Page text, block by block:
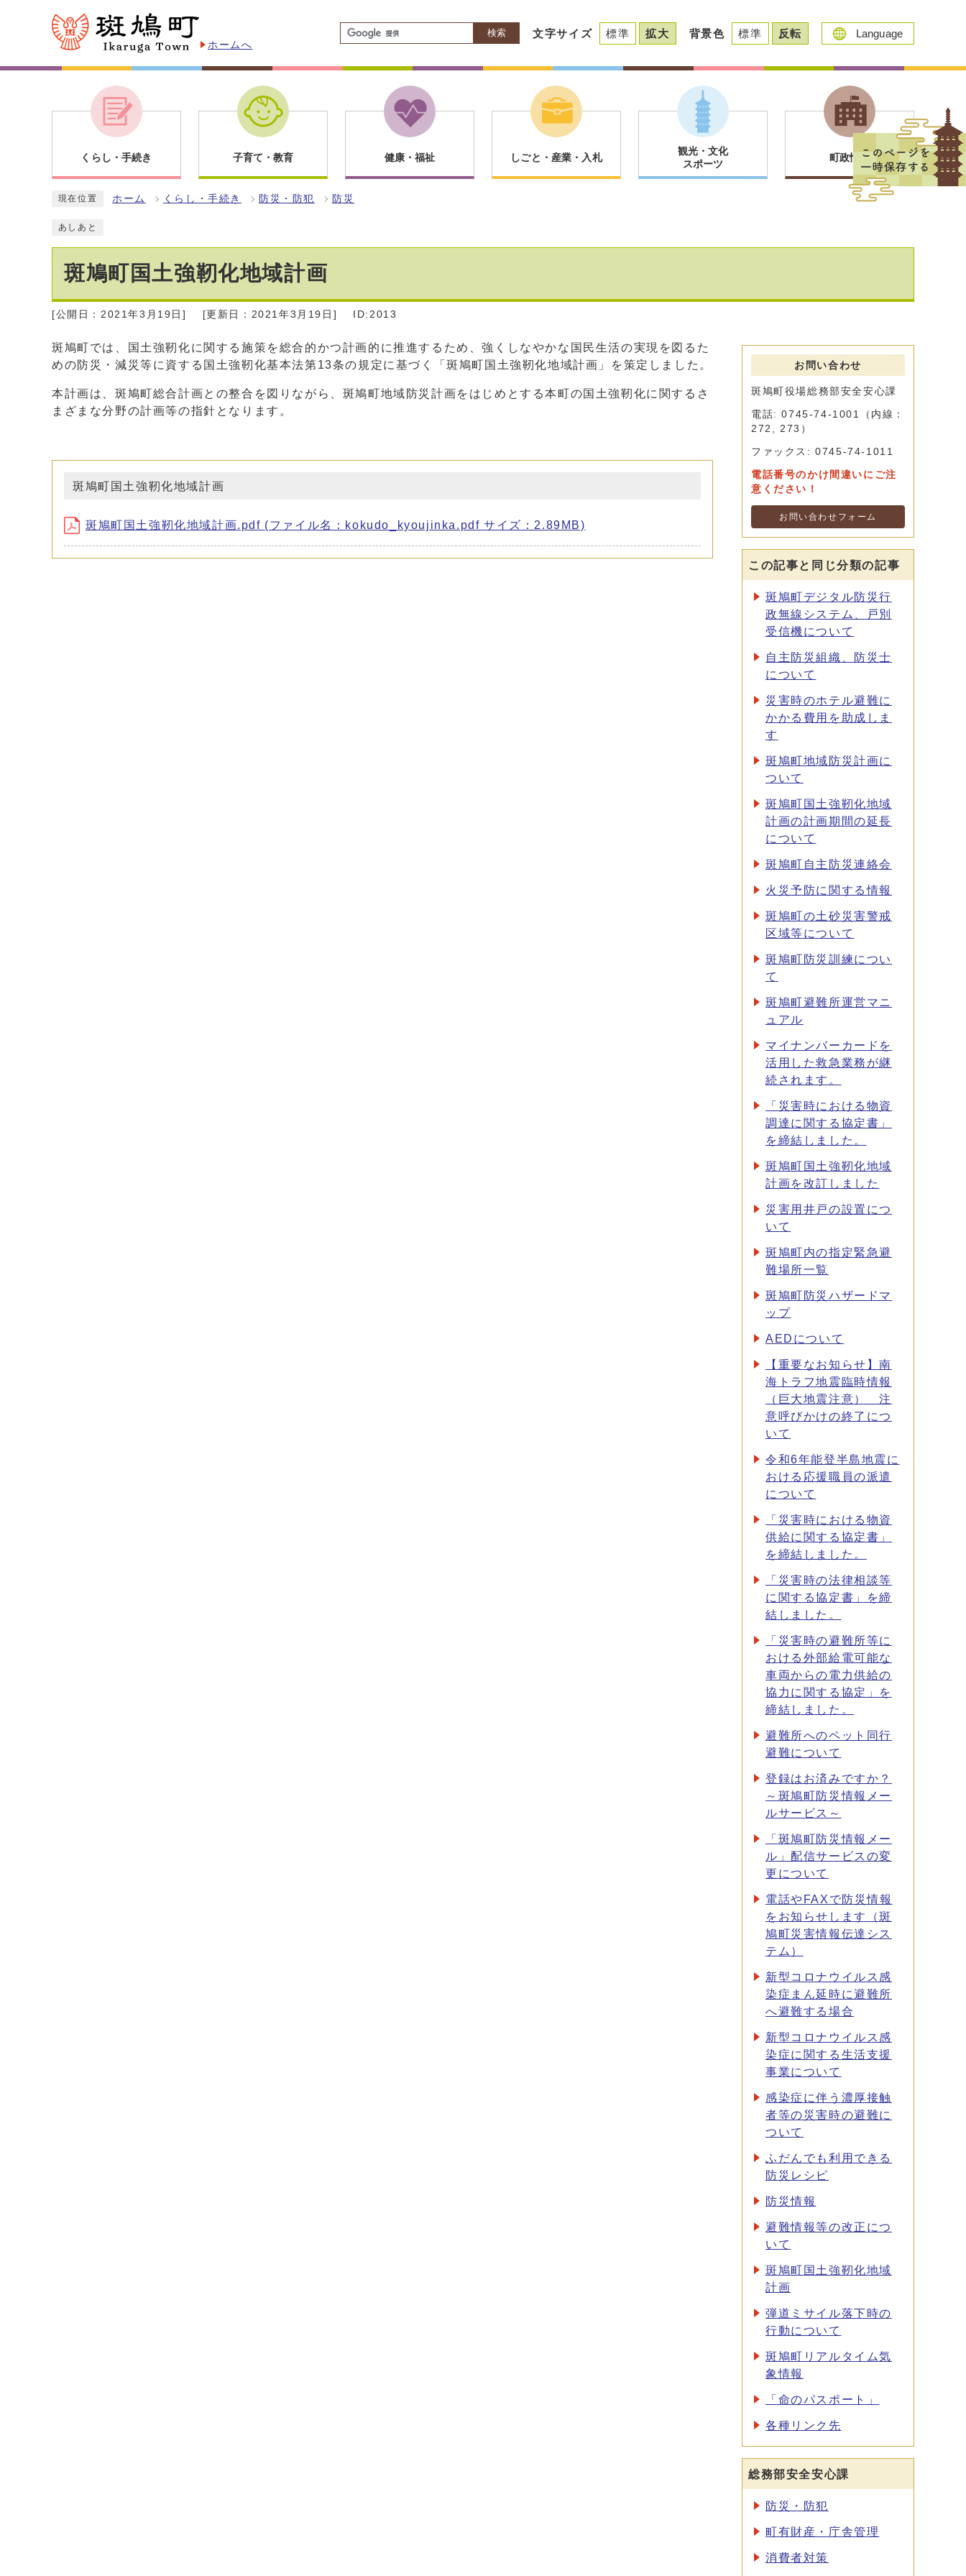
ホームへ
検索 文字サイズ 標準 拡大 背景色 標準 反転 Language
くらし・手続き 子育て・教育 健康・福祉 しごと・産業・入札
観光・文化
スポーツ
町政情報
現在位置 ホーム くらし・手続き 防災・防犯 防災
あしあと
斑鳩町国土強靭化地域計画
[公開日：2021年3月19日] [更新日：2021年3月19日] ID:2013
斑鳩町では、国土強靭化に関する施策を総合的かつ計画的に推進するため、強くしなやかな国民生活の実現を図るた
めの防災・減災等に資する国土強靭化基本法第13条の規定に基づく「斑鳩町国土強靭化地域計画」を策定しました。
本計画は、斑鳩町総合計画との整合を図りながら、斑鳩町地域防災計画をはじめとする本町の国土強靭化に関するさ
まざまな分野の計画等の指針となります。
斑鳩町国土強靭化地域計画
斑鳩町国土強靭化地域計画.pdf (ファイル名：kokudo_kyoujinka.pdf サイズ：2.89MB)
お問い合わせ
斑鳩町役場総務部安全安心課
電話: 0745-74-1001（内線：
272, 273）
ファックス: 0745-74-1011
電話番号のかけ間違いにご注
意ください！
お問い合わせフォーム
この記事と同じ分類の記事
斑鳩町デジタル防災行
政無線システム、戸別
受信機について
自主防災組織、防災士
について
災害時のホテル避難に
かかる費用を助成しま
す
斑鳩町地域防災計画に
ついて
斑鳩町国土強靭化地域
計画の計画期間の延長
について
斑鳩町自主防災連絡会
火災予防に関する情報
斑鳩町の土砂災害警戒
区域等について
斑鳩町防災訓練につい
て
斑鳩町避難所運営マニ
ュアル
マイナンバーカードを
活用した救急業務が継
続されます。
「災害時における物資
調達に関する協定書」
を締結しました。
斑鳩町国土強靭化地域
計画を改訂しました
災害用井戸の設置につ
いて
斑鳩町内の指定緊急避
難場所一覧
斑鳩町防災ハザードマ
ップ
AEDについて
【重要なお知らせ】南
海トラフ地震臨時情報
（巨大地震注意） 注
意呼びかけの終了につ
いて
令和6年能登半島地震に
おける応援職員の派遣
について
「災害時における物資
供給に関する協定書」
を締結しました。
「災害時の法律相談等
に関する協定書」を締
結しました。
「災害時の避難所等に
おける外部給電可能な
車両からの電力供給の
協力に関する協定」を
締結しました。
避難所へのペット同行
避難について
登録はお済みですか？
～斑鳩町防災情報メー
ルサービス～
「斑鳩町防災情報メー
ル」配信サービスの変
更について
電話やFAXで防災情報
をお知らせします（斑
鳩町災害情報伝達シス
テム）
新型コロナウイルス感
染症まん延時に避難所
へ避難する場合
新型コロナウイルス感
染症に関する生活支援
事業について
感染症に伴う濃厚接触
者等の災害時の避難に
ついて
ふだんでも利用できる
防災レシピ
防災情報
避難情報等の改正につ
いて
斑鳩町国土強靭化地域
計画
弾道ミサイル落下時の
行動について
斑鳩町リアルタイム気
象情報
「命のパスポート」
各種リンク先
総務部安全安心課
防災・防犯
町有財産・庁舎管理
消費者対策